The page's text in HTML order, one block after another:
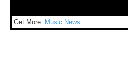
Get More: Music News